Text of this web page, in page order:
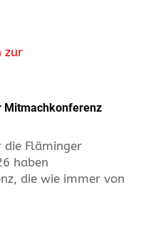
Mitmachkonferenz
die Fläminger
haben
die wie immer von